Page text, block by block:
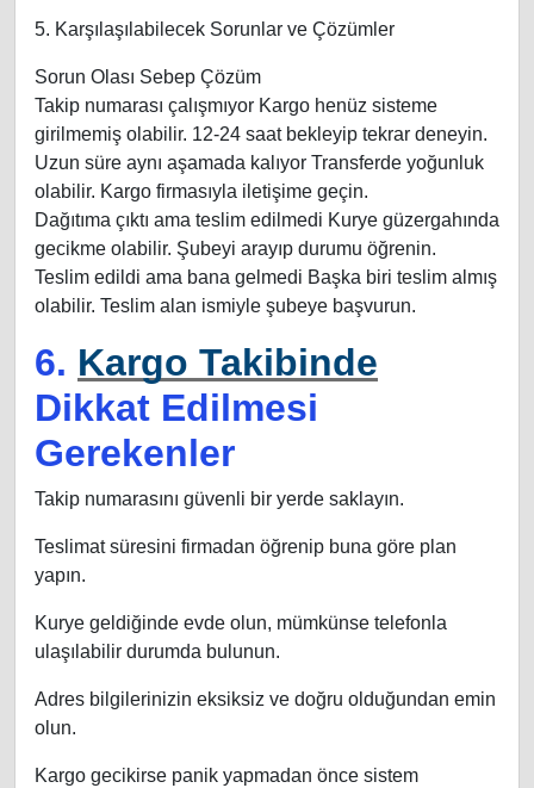
5. Karşılaşılabilecek Sorunlar ve Çözümler
Sorun Olası Sebep Çözüm
Takip numarası çalışmıyor Kargo henüz sisteme
girilmemiş olabilir. 12-24 saat bekleyip tekrar deneyin.
Uzun süre aynı aşamada kalıyor Transferde yoğunluk
olabilir. Kargo firmasıyla iletişime geçin.
Dağıtıma çıktı ama teslim edilmedi Kurye güzergahında
gecikme olabilir. Şubeyi arayıp durumu öğrenin.
Teslim edildi ama bana gelmedi Başka biri teslim almış
olabilir. Teslim alan ismiyle şubeye başvurun.
6. Kargo Takibinde
Dikkat Edilmesi
Gerekenler
Takip numarasını güvenli bir yerde saklayın.
Teslimat süresini firmadan öğrenip buna göre plan
yapın.
Kurye geldiğinde evde olun, mümkünse telefonla
ulaşılabilir durumda bulunun.
Adres bilgilerinizin eksiksiz ve doğru olduğundan emin
olun.
Kargo gecikirse panik yapmadan önce sistem